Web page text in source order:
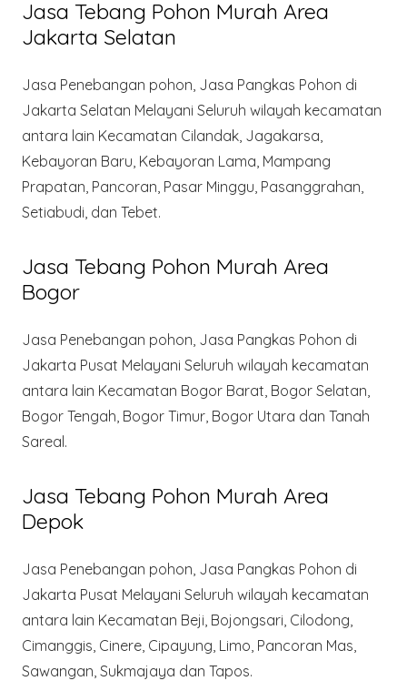
Jasa Tebang Pohon Murah Area
Jakarta Selatan
Jasa Penebangan pohon, Jasa Pangkas Pohon di
Jakarta Selatan Melayani Seluruh wilayah kecamatan
antara lain Kecamatan Cilandak, Jagakarsa,
Kebayoran Baru, Kebayoran Lama, Mampang
Prapatan, Pancoran, Pasar Minggu, Pasanggrahan,
Setiabudi, dan Tebet.
Jasa Tebang Pohon Murah Area
Bogor
Jasa Penebangan pohon, Jasa Pangkas Pohon di
Jakarta Pusat Melayani Seluruh wilayah kecamatan
antara lain Kecamatan Bogor Barat, Bogor Selatan,
Bogor Tengah, Bogor Timur, Bogor Utara dan Tanah
Sareal.
Jasa Tebang Pohon Murah Area
Depok
Jasa Penebangan pohon, Jasa Pangkas Pohon di
Jakarta Pusat Melayani Seluruh wilayah kecamatan
antara lain Kecamatan Beji, Bojongsari, Cilodong,
Cimanggis, Cinere, Cipayung, Limo, Pancoran Mas,
Sawangan, Sukmajaya dan Tapos.